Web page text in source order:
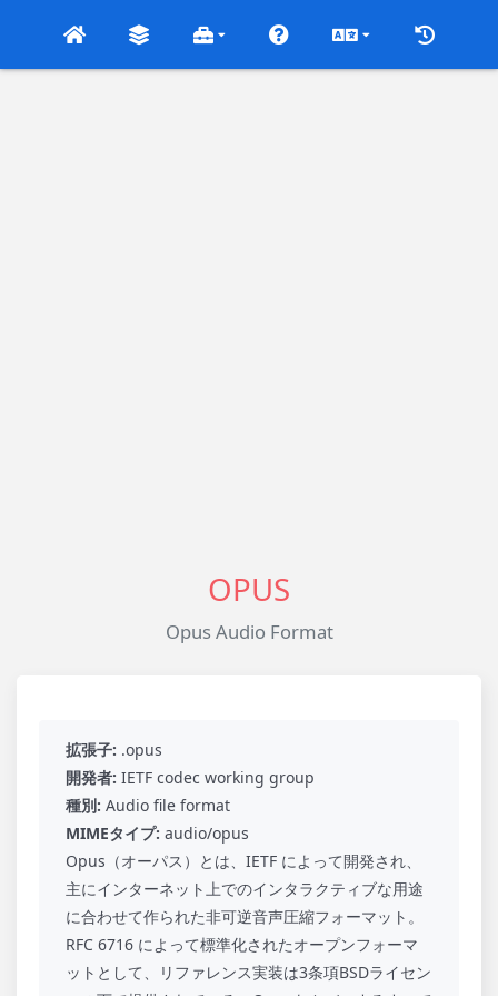
OPUS
Opus Audio Format
拡張子: .opus
開発者: IETF codec working group
種別: Audio file format
MIMEタイプ: audio/opus
Opus（オーパス）とは、IETF によって開発され、
主にインターネット上でのインタラクティブな用途
に合わせて作られた非可逆音声圧縮フォーマット。
RFC 6716 によって標準化されたオープンフォーマ
ットとして、リファレンス実装は3条項BSDライセン